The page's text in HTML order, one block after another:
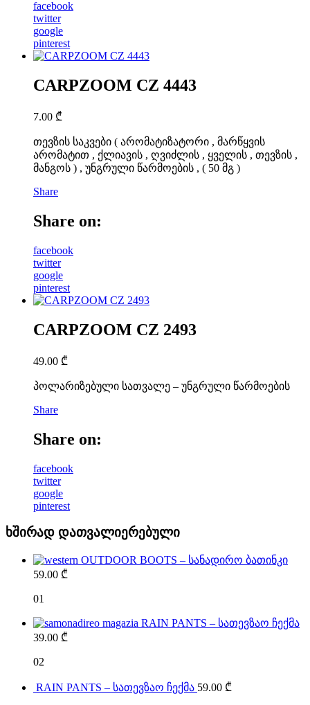
facebook
twitter
google
pinterest
CARPZOOM CZ 4443
7.00 ₾
თევზის საკვები ( არომატიზატორი , მარწყვის
არომატით , ქლიავის , ღვიძლის , ყველის , თევზის ,
მანგოს ) , უნგრული წარმოების , ( 50 მგ )
Share
Share on:
facebook
twitter
google
pinterest
CARPZOOM CZ 2493
49.00 ₾
პოლარიზებული სათვალე – უნგრული წარმოების
Share
Share on:
facebook
twitter
google
pinterest
ხშირად დათვალიერებული
OUTDOOR BOOTS – სანადირო ბათინკი
59.00 ₾
01
RAIN PANTS – სათევზაო ჩექმა
39.00 ₾
02
RAIN PANTS – სათევზაო ჩექმა 59.00 ₾